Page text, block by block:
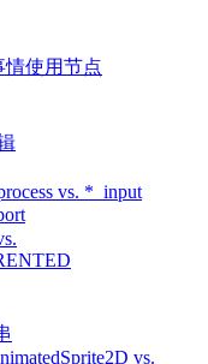
使用节点
vs. *_input
vs.